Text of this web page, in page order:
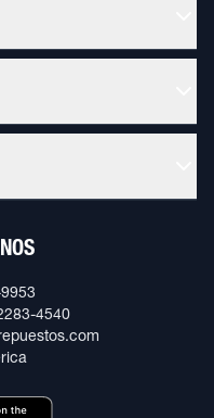
4540